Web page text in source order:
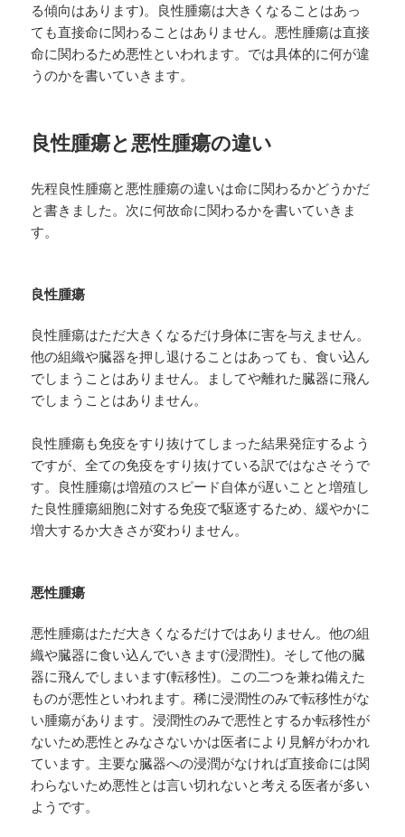
る傾向はあります)。良性腫瘍は大きくなることはあっ
ても直接命に関わることはありません。悪性腫瘍は直接
命に関わるため悪性といわれます。では具体的に何が違
うのかを書いていきます。
良性腫瘍と悪性腫瘍の違い
先程良性腫瘍と悪性腫瘍の違いは命に関わるかどうかだ
と書きました。次に何故命に関わるかを書いていきま
す。
良性腫瘍
良性腫瘍はただ大きくなるだけ身体に害を与えません。
他の組織や臓器を押し退けることはあっても、食い込ん
でしまうことはありません。ましてや離れた臓器に飛ん
でしまうことはありません。
良性腫瘍も免疫をすり抜けてしまった結果発症するよう
ですが、全ての免疫をすり抜けている訳ではなさそうで
す。良性腫瘍は増殖のスピード自体が遅いことと増殖し
た良性腫瘍細胞に対する免疫で駆逐するため、緩やかに
増大するか大きさが変わりません。
悪性腫瘍
悪性腫瘍はただ大きくなるだけではありません。他の組
織や臓器に食い込んでいきます(浸潤性)。そして他の臓
器に飛んでしまいます(転移性)。この二つを兼ね備えた
ものが悪性といわれます。稀に浸潤性のみで転移性がな
い腫瘍があります。浸潤性のみで悪性とするか転移性が
ないため悪性とみなさないかは医者により見解がわかれ
ています。主要な臓器への浸潤がなければ直接命には関
わらないため悪性とは言い切れないと考える医者が多い
ようです。